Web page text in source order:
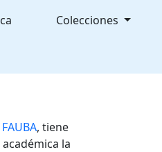
Colecciones
, tiene
la